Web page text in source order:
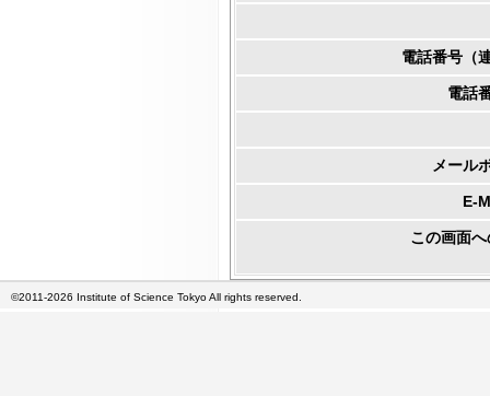
電話番号（
電話
メール
E-
この画面
©2011-2026 Institute of Science Tokyo All rights reserved.